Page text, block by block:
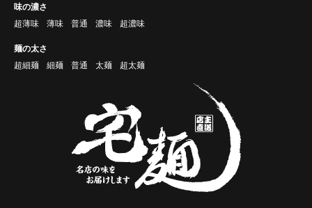
味の濃さ
超薄味
薄味 普通 濃味 超濃味
麺の太さ
超細麺
細麺 普通 太麺 超太麺